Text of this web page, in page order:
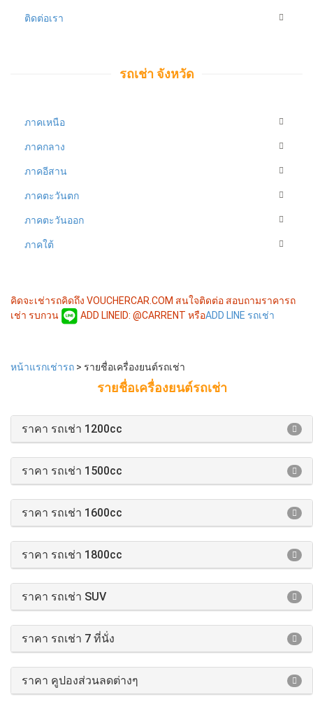
ติดต่อเรา
รถเช่า จังหวัด
ภาคเหนือ
ภาคกลาง
ภาคอีสาน
ภาคตะวันตก
ภาคตะวันออก
ภาคใต้
คิดจะเช่ารถคิดถึง VOUCHERCAR.COM สนใจติดต่อ สอบถามราคารถ
เช่า รบกวน
ADD LINEID: @CARRENT หรือADD LINE รถเช่า
หน้าแรกเช่ารถ > รายชื่อเครื่องยนต์รถเช่า
รายชื่อเครื่องยนต์รถเช่า
ราคา รถเช่า 1200cc
ราคา รถเช่า 1500cc
ราคา รถเช่า 1600cc
ราคา รถเช่า 1800cc
ราคา รถเช่า SUV
ราคา รถเช่า 7 ที่นั่ง
ราคา คูปองส่วนลดต่างๆ